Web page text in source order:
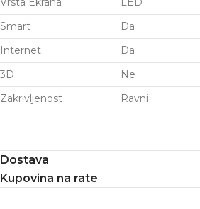
Smart
Da
Internet
Da
3D
Ne
Zakrivljenost
Ravni
Dostava
Kupovina na rate